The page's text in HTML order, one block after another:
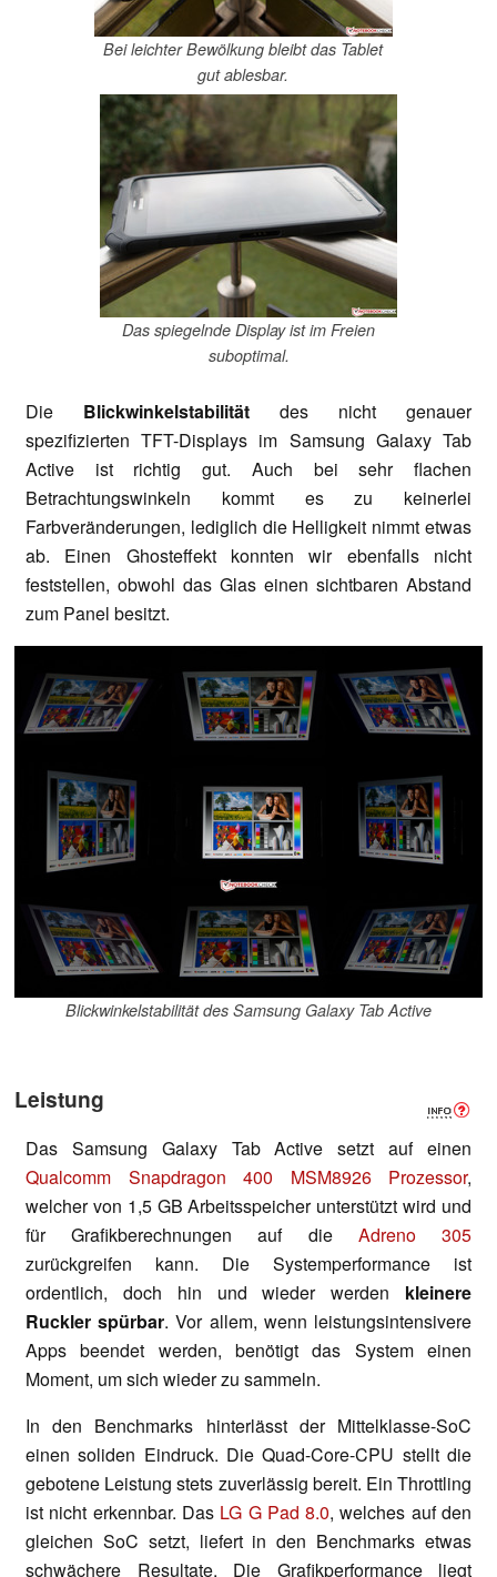
Bei leichter Bewölkung bleibt das Tablet
gut ablesbar.
Das spiegelnde Display ist im Freien
suboptimal.
Die Blickwinkelstabilität des nicht genauer
spezifizierten TFT-Displays im Samsung Galaxy Tab
Active ist richtig gut. Auch bei sehr flachen
Betrachtungswinkeln kommt es zu keinerlei
Farbveränderungen, lediglich die Helligkeit nimmt etwas
ab. Einen Ghosteffekt konnten wir ebenfalls nicht
feststellen, obwohl das Glas einen sichtbaren Abstand
zum Panel besitzt.
Blickwinkelstabilität des Samsung Galaxy Tab Active
Leistung
Das Samsung Galaxy Tab Active setzt auf einen
Qualcomm Snapdragon 400 MSM8926 Prozessor,
welcher von 1,5 GB Arbeitsspeicher unterstützt wird und
für Grafikberechnungen auf die Adreno 305
zurückgreifen kann. Die Systemperformance ist
ordentlich, doch hin und wieder werden kleinere
Ruckler spürbar. Vor allem, wenn leistungsintensivere
Apps beendet werden, benötigt das System einen
Moment, um sich wieder zu sammeln.
In den Benchmarks hinterlässt der Mittelklasse-SoC
einen soliden Eindruck. Die Quad-Core-CPU stellt die
gebotene Leistung stets zuverlässig bereit. Ein Throttling
ist nicht erkennbar. Das LG G Pad 8.0, welches auf den
gleichen SoC setzt, liefert in den Benchmarks etwas
schwächere Resultate. Die Grafikperformance liegt